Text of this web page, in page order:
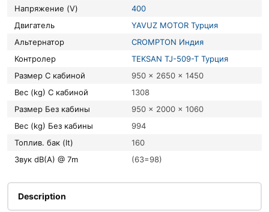
Напряжение (V)
400
Двигатель
YAVUZ MOTOR Турция
Альтернатор
CROMPTON Индия
Контролер
TEKSAN TJ-509-T Турция
Размер С кабиной
950 x 2650 x 1450
Вес (kg) С кабиной
1308
Размер Без кабины
950 x 2000 x 1060
Вес (kg) Без кабины
994
Топлив. бак (lt)
160
Звук dB(A) @ 7m
(63=98)
Description